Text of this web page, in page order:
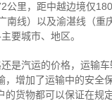
里，距中越边境仅
广南线）以及渝湛
要城市、地区。
是汽运的价格，运输
增加了运输中的安
货物都可以保证在规